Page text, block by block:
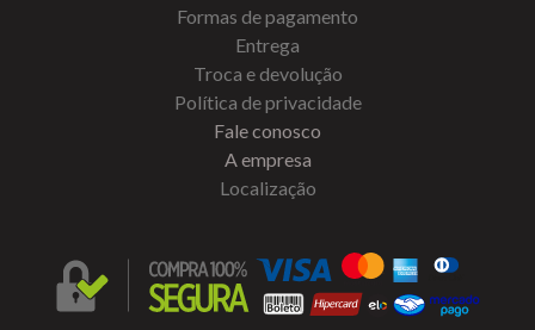
Formas de pagamento
Entrega
Troca e devolução
Política de privacidade
Fale conosco
A empresa
Localização